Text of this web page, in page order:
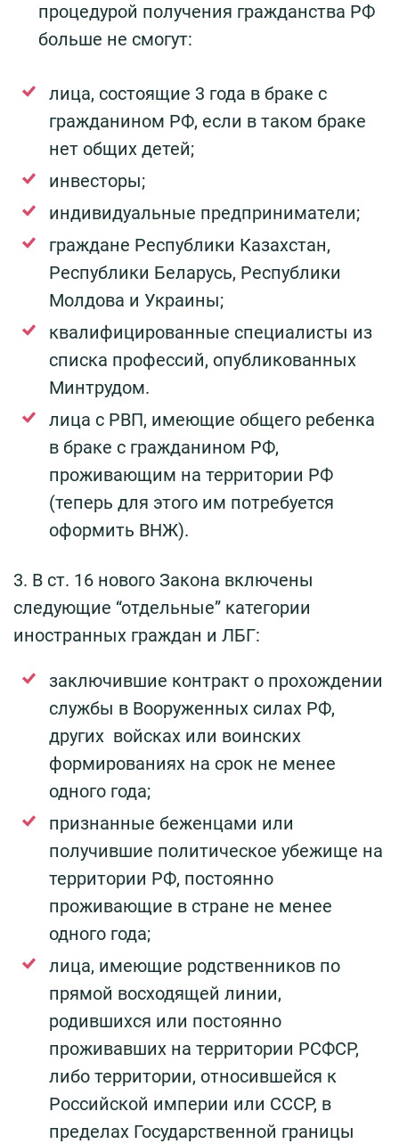
процедурой получения гражданства РФ
больше не смогут:
лица, состоящие 3 года в браке с
гражданином РФ, если в таком браке
нет общих детей;
инвесторы;
индивидуальные предприниматели;
граждане Республики Казахстан,
Республики Беларусь, Республики
Молдова и Украины;
квалифицированные специалисты из
списка профессий, опубликованных
Минтрудом.
лица с РВП, имеющие общего ребенка
в браке с гражданином РФ,
проживающим на территории РФ
(теперь для этого им потребуется
оформить ВНЖ).
3. В ст. 16 нового Закона включены
следующие “отдельные” категории
иностранных граждан и ЛБГ:
заключившие контракт о прохождении
службы в Вооруженных силах РФ,
других войсках или воинских
формированиях на срок не менее
одного года;
признанные беженцами или
получившие политическое убежище на
территории РФ, постоянно
проживающие в стране не менее
одного года;
лица, имеющие родственников по
прямой восходящей линии,
родившихся или постоянно
проживавших на территории РСФСР,
либо территории, относившейся к
Российской империи или СССР, в
пределах Государственной границы